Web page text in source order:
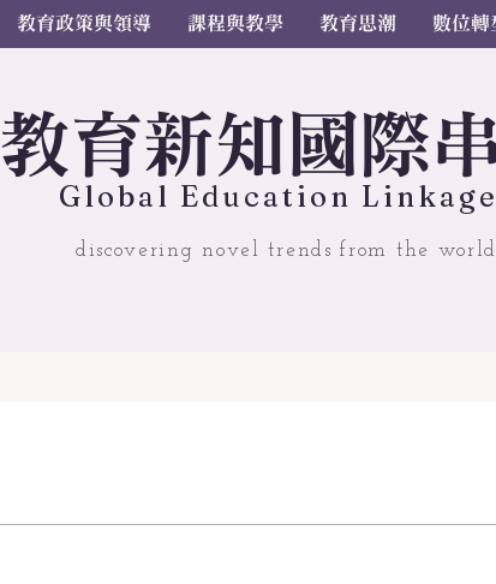
教育政策與領導 課程與教學 教育思潮 數位轉
教育新知國 際
Global Education
discovering novel trends from the world